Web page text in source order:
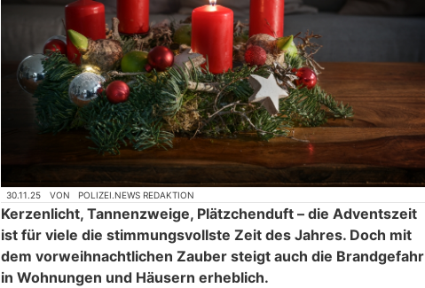
30.11.25 VON POLIZEI.NEWS REDAKTION
Kerzenlicht, Tannenzweige, Plätzchenduft – die Adventszeit
ist für viele die stimmungsvollste Zeit des Jahres. Doch mit
dem vorweihnachtlichen Zauber steigt auch die Brandgefahr
in Wohnungen und Häusern erheblich.